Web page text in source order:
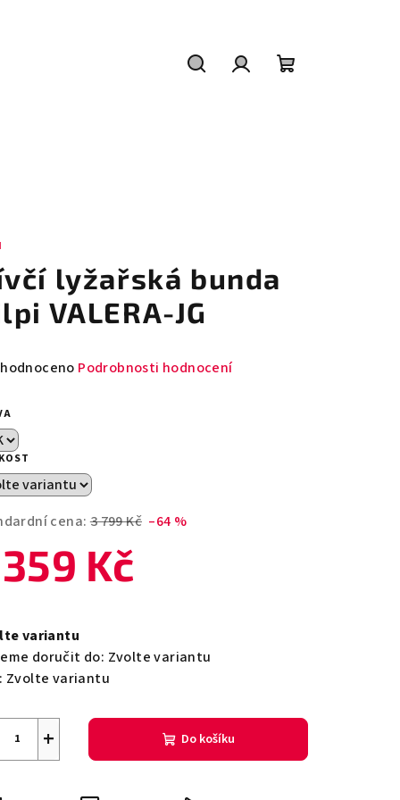
lyžařská bunda
VALERA-JG
Podrobnosti hodnocení
cena: 3 799 Kč –64 %
Kč
variantu
doručit do: Zvolte variantu
Zvolte variantu
+ Do košíku